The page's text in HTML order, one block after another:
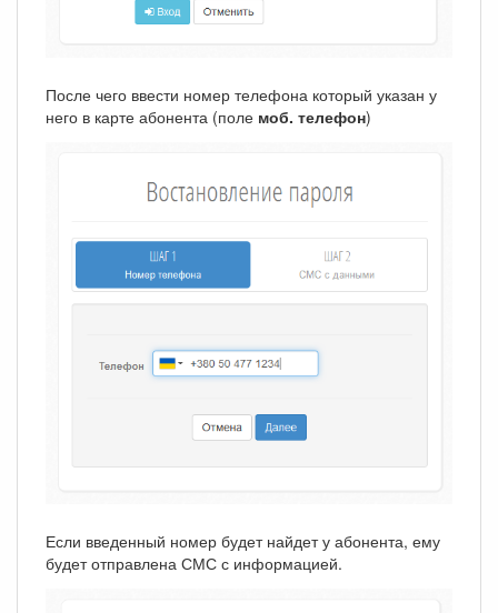
После чего ввести номер телефона который указан у
него в карте абонента (поле моб. телефон)
Если введенный номер будет найдет у абонента, ему
будет отправлена СМС с информацией.